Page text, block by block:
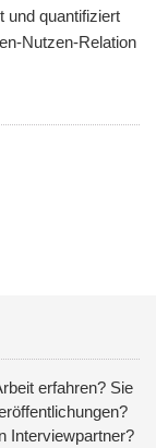
und quantifiziert
Nutzen-Relation
erfahren? Sie
Interviewpartner?